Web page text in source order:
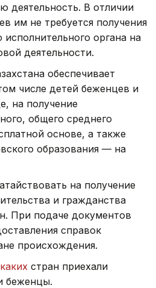
деятельность. В отличии
им не требуется получения
органа на
деятельности.
обеспечивает
числе детей беженцев и
на получение
общего среднего
основе, а также
образования — на
на получение
и гражданства
При подаче документов
справок
происхождения.
каких стран приехали
беженцы.